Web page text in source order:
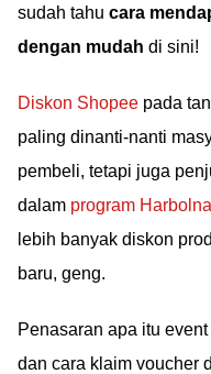
sudah tahu cara
dengan mudah di sini!
Diskon Shopee pada
paling dinanti-nanti
pembeli, tetapi juga
dalam program
lebih banyak diskon
baru, geng.
Penasaran apa itu
dan cara klaim voucher